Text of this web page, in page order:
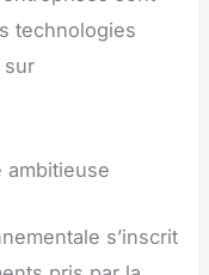
technologies
sur
ambitieuse
s’inscrit